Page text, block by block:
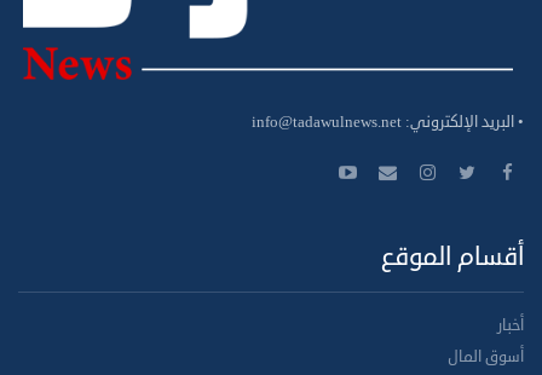
• البريد الإلكتروني: info@tadawulnews.net
أقسام الموقع
أخبار
أسوق المال